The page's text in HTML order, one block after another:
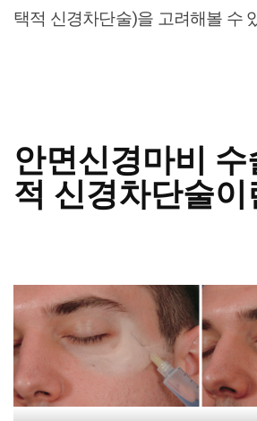
택적 신경차단술)을 고려해볼 수
안면신경마비 수
적 신경차단술이